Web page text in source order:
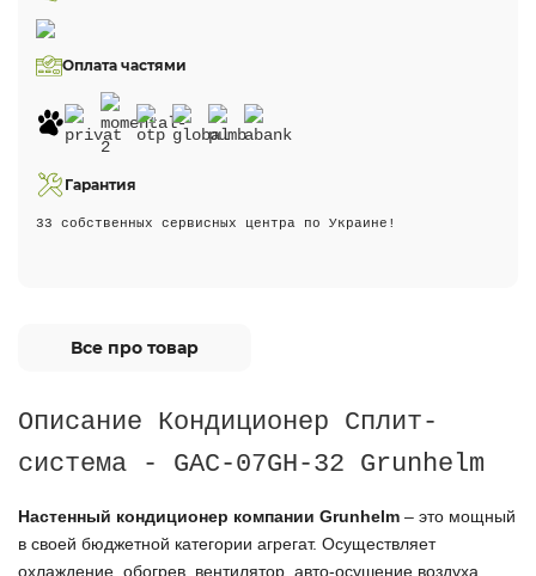
Оплата частями
Гарантия
33 собственных сервисных центра по Украине!
Все про товар
Описание Кондиционер Сплит-
система - GAC-07GH-32 Grunhelm
Настенный кондиционер компании Grunhelm – это мощный
в своей бюджетной категории агрегат. Осуществляет
охлаждение, обогрев, вентилятор, авто-осушение воздуха.